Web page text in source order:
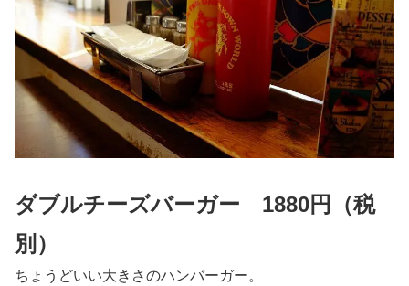
ダブルチーズバーガー 1880円（税
別）
ちょうどいい大きさのハンバーガー。